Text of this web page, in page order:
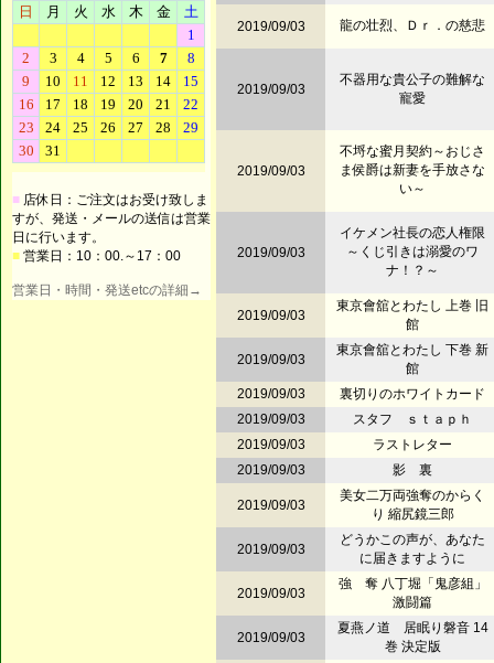
■ 店休日：ご注文はお受け致しま
すが、発送・メールの送信は営業
日に行います。
■ 営業日：10：00.～17：00
営業日・時間・発送etcの詳細→
2019/09/03 龍の壮烈、Ｄｒ．の慈悲
2019/09/03
不器用な貴公子の難解な
寵愛
2019/09/03
不埒な蜜月契約～おじさ
ま侯爵は新妻を手放さな
い～
2019/09/03
イケメン社長の恋人権限
～くじ引きは溺愛のワ
ナ！？～
2019/09/03
東京會舘とわたし 上巻 旧
館
2019/09/03
東京會舘とわたし 下巻 新
館
2019/09/03
裏切りのホワイトカード
2019/09/03
スタフ ｓｔａｐｈ
2019/09/03
ラストレター
2019/09/03
影 裏
2019/09/03
美女二万両強奪のからく
り 縮尻鏡三郎
2019/09/03
どうかこの声が、あなた
に届きますように
2019/09/03
強 奪 八丁堀「鬼彦組」
激闘篇
2019/09/03
夏燕ノ道 居眠り磐音 14
巻 決定版